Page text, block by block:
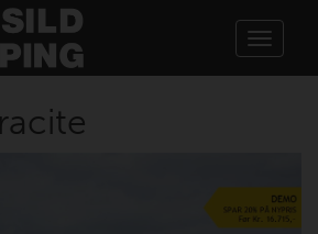
Toggle